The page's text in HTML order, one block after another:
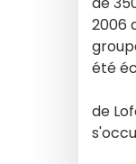
2006
été
de